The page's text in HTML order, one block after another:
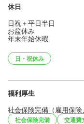
休日
日祝＋平日半日
お盆休み
年末年始休暇
日・祝休み
福利厚生
社会保険完備（雇用保険
社会保険完備 交通費